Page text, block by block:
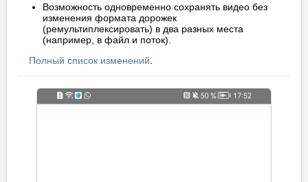
Возможность одновременно сохранять видео без
изменения формата дорожек
(ремультиплексировать) в два разных места
(например, в файл и поток).
Полный список изменений